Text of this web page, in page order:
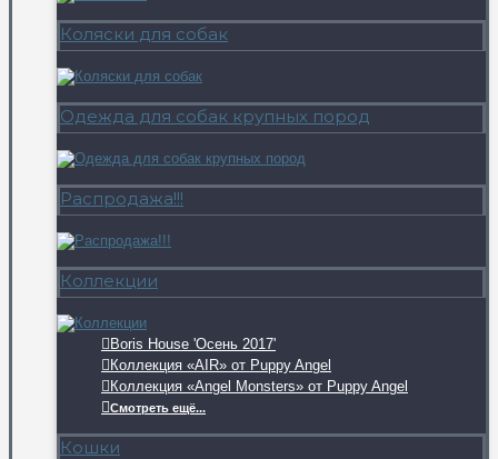
Коляски для собак
Одежда для собак крупных пород
Распродажа!!!
Коллекции
Boris House 'Осень 2017'
Коллекция «AIR» от Puppy Angel
Коллекция «Angel Monsters» от Puppy Angel
Смотреть ещё...
Кошки